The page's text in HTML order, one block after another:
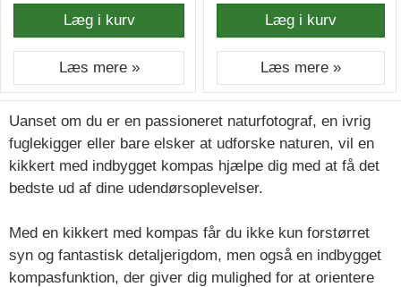
Læg i kurv
Læs mere »
Læg i kurv
Læs mere »
Uanset om du er en passioneret naturfotograf, en ivrig
fuglekigger eller bare elsker at udforske naturen, vil en
kikkert med indbygget kompas hjælpe dig med at få det
bedste ud af dine udendørsoplevelser.
Med en kikkert med kompas får du ikke kun forstørret
syn og fantastisk detaljerigdom, men også en indbygget
kompasfunktion, der giver dig mulighed for at orientere